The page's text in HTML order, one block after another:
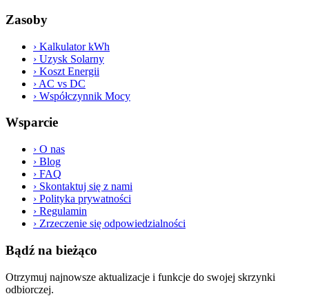
Zasoby
› Kalkulator kWh
› Uzysk Solarny
› Koszt Energii
› AC vs DC
› Współczynnik Mocy
Wsparcie
› O nas
› Blog
› FAQ
› Skontaktuj się z nami
› Polityka prywatności
› Regulamin
› Zrzeczenie się odpowiedzialności
Bądź na bieżąco
Otrzymuj najnowsze aktualizacje i funkcje do swojej skrzynki
odbiorczej.